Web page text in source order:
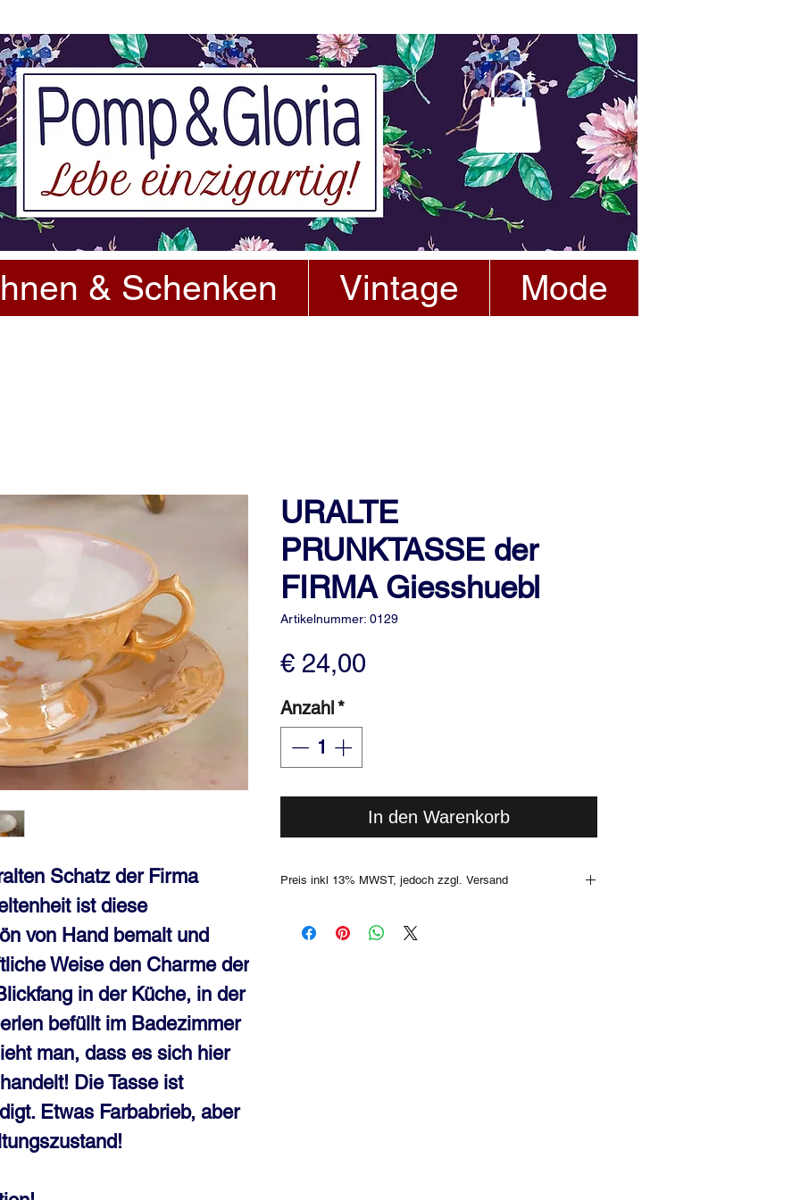
& Schenken Vintage Mode
Schatz der Firma
ist diese
von Hand bemalt und
Weise den Charme der
in der Küche, in der
befüllt im Badezimmer
man, dass es sich hier
Die Tasse ist
Etwas Farbabrieb, aber
URALTE
PRUNKTASSE der
FIRMA Giesshuebl
Artikelnummer: 0129
€ 24,00
Anzahl*
In den Warenkorb
Preis inkl 13% MWST, jedoch zzgl. Versand